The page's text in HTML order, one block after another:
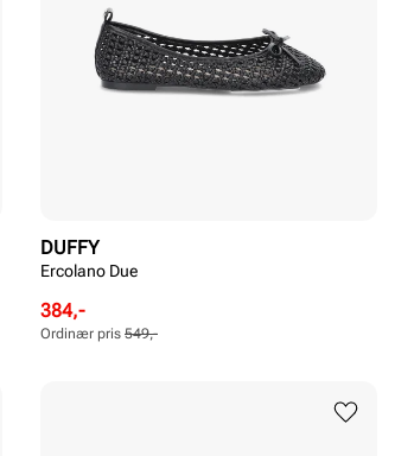
DUFFY
Ercolano Due
Rabattert
pris
384,-
Ordinær
pris
Ordinær pris 549,-